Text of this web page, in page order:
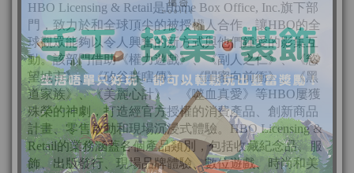
HBO Licensing & Retail是Home Box Office, Inc.旗下部
門，致力於和全球頂尖的被授權人合作，讓HBO的全
球觀眾能夠以令人興奮的新方式與他們鍾愛的影集互
動。該部門借助《權力遊戲》、《副人之仁》、《慾
望城市》、《矽谷群瞎傳》、《閨蜜向前衝》、《黑
道家族》、《美麗心計》、《噬血真愛》等HBO屢獲
殊榮的神劇，打造經官方授權的消費產品、創新商品
計畫、零售啟動和現場沉浸式體驗。HBO Licensing &
Retail的業務涵蓋各個產品類別，包括收藏紀念品、服
飾、出版發行、現場品牌體驗、數位遊戲、時尚和美